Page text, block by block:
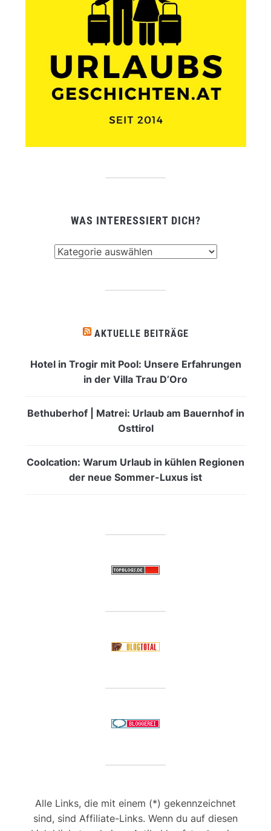
WAS INTERESSIERT DICH?
AKTUELLE BEITRÄGE
Hotel in Trogir mit Pool: Unsere Erfahrungen
in der Villa Trau D’Oro
Bethuberhof | Matrei: Urlaub am Bauernhof in
Osttirol
Coolcation: Warum Urlaub in kühlen Regionen
der neue Sommer-Luxus ist
Alle Links, die mit einem (*) gekennzeichnet
sind, sind Affiliate-Links. Wenn du auf diesen